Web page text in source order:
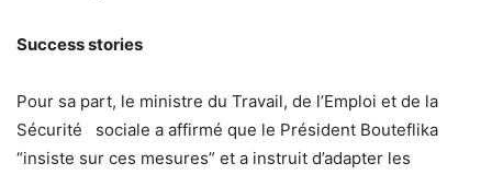
Success stories
Pour sa part, le ministre du Travail, de l’Emploi et de la
Sécurité sociale a affirmé que le Président Bouteflika
“insiste sur ces mesures” et a instruit d’adapter les